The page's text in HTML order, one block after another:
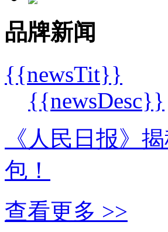
品牌新闻
{{newsTit}}
{{newsDesc}}
《人民日报》
包！
查看更多 >>